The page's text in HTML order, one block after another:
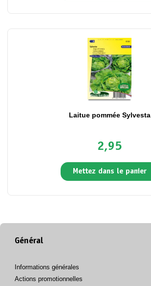
Laitue pommée Sylvesta
2,95
Mettez dans le panier
Général
Informations générales
Actions promotionnelles